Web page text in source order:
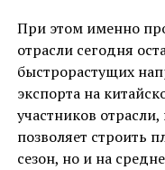
При этом именно
отрасли сегодня
быстрорастущих
экспорта на
участников
позволяет строить
сезон, но и на